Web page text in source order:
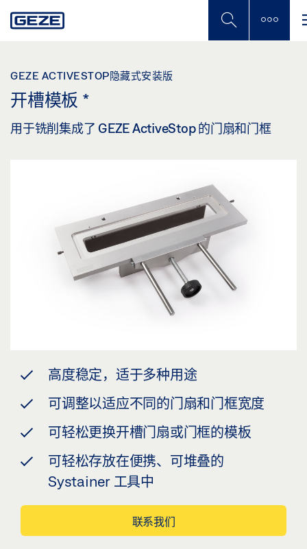
to
GEZE ACTIVESTOP隐藏式安装版
开槽模板 *
用于铣削集成了 GEZE ActiveStop 的门扇和门框
高度稳定，适于多种用途
可调整以适应不同的门扇和门框宽度
可轻松更换开槽门扇或门框的模板
可轻松存放在便携、可堆叠的
Systainer 工具中
联系我们